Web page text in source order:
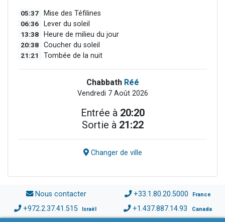
05:37 Mise des Téfilines
06:36 Lever du soleil
13:38 Heure de milieu du jour
20:38 Coucher du soleil
21:21 Tombée de la nuit
Chabbath Réé
Vendredi 7 Août 2026
Entrée à 20:20
Sortie à 21:22
Changer de ville
Nous contacter +33.1.80.20.5000 France
+972.2.37.41.515 Israël +1.437.887.14.93 Canada